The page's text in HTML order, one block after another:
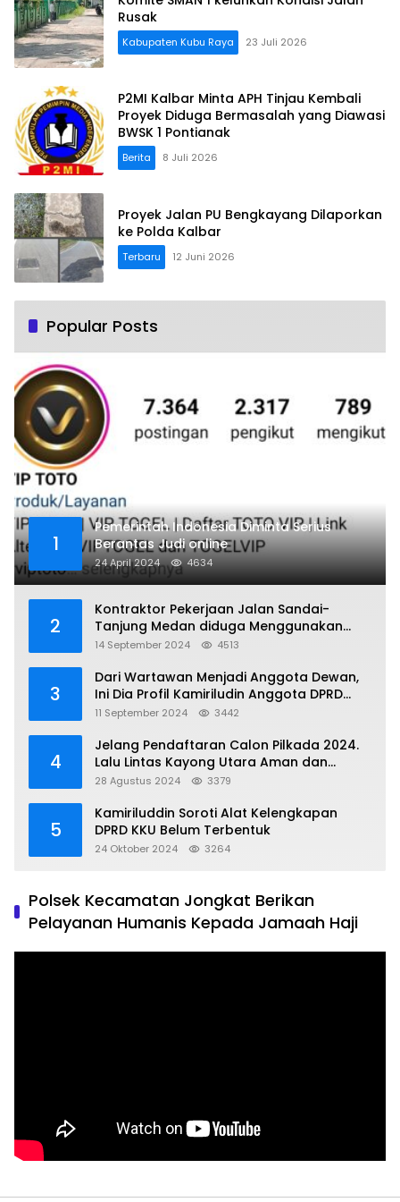
Rusak
Kabupaten Kubu Raya 23 Juli 2026
P2MI Kalbar Minta APH Tinjau Kembali
Proyek Diduga Bermasalah yang Diawasi
BWSK 1 Pontianak
Berita 8 Juli 2026
Proyek Jalan PU Bengkayang Dilaporkan
ke Polda Kalbar
Terbaru 12 Juni 2026
Popular Posts
1
Pemerintah Indonesia Diminta Serius
Berantas Judi online
24 April 2024 4634
2
Kontraktor Pekerjaan Jalan Sandai-
Tanjung Medan diduga Menggunakan
Matrial Tanah tak Berizin Resmi
14 September 2024 4513
3
Dari Wartawan Menjadi Anggota Dewan,
Ini Dia Profil Kamiriludin Anggota DPRD
Dapil 1 KKU
11 September 2024 3442
4
Jelang Pendaftaran Calon Pilkada 2024.
Lalu Lintas Kayong Utara Aman dan
Kondusif
28 Agustus 2024 3379
5
Kamiriluddin Soroti Alat Kelengkapan
DPRD KKU Belum Terbentuk
24 Oktober 2024 3264
Polsek Kecamatan Jongkat Berikan
Pelayanan Humanis Kepada Jamaah Haji